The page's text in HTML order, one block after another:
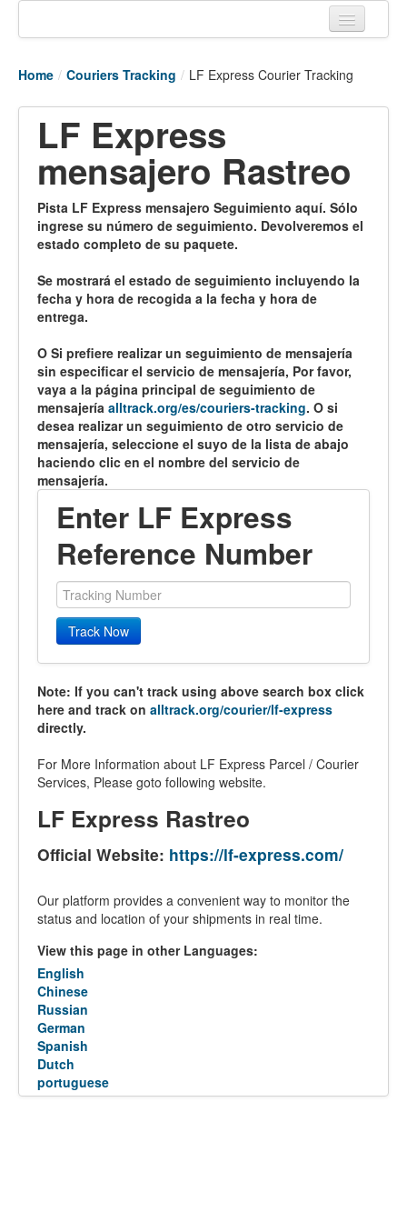
Tracking links
Couriers Tracking
Air Cargo Tracking
Vessel Tracking
Port Of Calls
Home / Couriers Tracking / LF Express Courier Tracking
LF Express
mensajero Rastreo
Pista LF Express mensajero Seguimiento aquí. Sólo
ingrese su número de seguimiento. Devolveremos el
estado completo de su paquete.
Se mostrará el estado de seguimiento incluyendo la
fecha y hora de recogida a la fecha y hora de
entrega.
O Si prefiere realizar un seguimiento de mensajería
sin especificar el servicio de mensajería, Por favor,
vaya a la página principal de seguimiento de
mensajería alltrack.org/es/couriers-tracking. O si
desea realizar un seguimiento de otro servicio de
mensajería, seleccione el suyo de la lista de abajo
haciendo clic en el nombre del servicio de
mensajería.
Enter LF Express
Reference Number
Track Now
Note: If you can't track using above search box click
here and track on alltrack.org/courier/lf-express
directly.
For More Information about LF Express Parcel / Courier
Services, Please goto following website.
LF Express Rastreo
Official Website: https://lf-express.com/
Our platform provides a convenient way to monitor the
status and location of your shipments in real time.
View this page in other Languages:
English
Chinese
Russian
German
Spanish
Dutch
portuguese